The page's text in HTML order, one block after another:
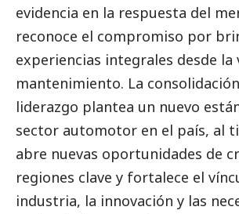
evidencia en la respuesta del
reconoce el compromiso por
experiencias integrales desde la
mantenimiento. La
liderazgo plantea un nuevo
sector automotor en el país, al
abre nuevas oportunidades de
regiones clave y fortalece el
industria, la innovación y las